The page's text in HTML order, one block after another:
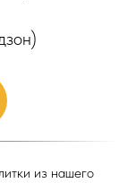
из нашего